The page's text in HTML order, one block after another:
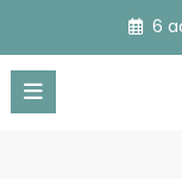
contenu
6